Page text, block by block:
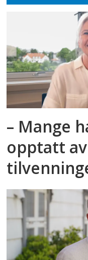
– Mange
opptatt